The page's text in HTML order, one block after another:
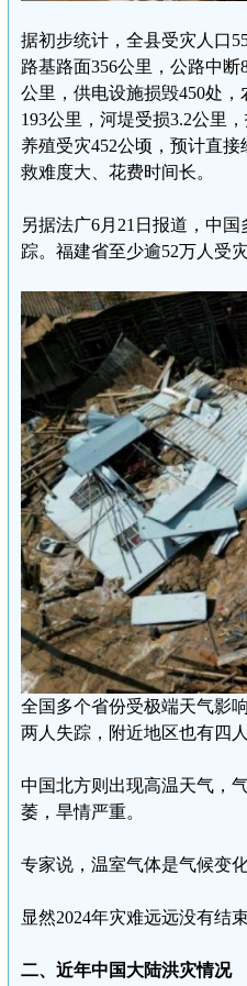
据初步统计，全县受灾人口
路基路面356公里，公路中
公里，供电设施损毁450处
193公里，河堤受损3.2公里
养殖受灾452公顷，预计直
救难度大、花费时间长。
另据法广6月21日报道，中
踪。福建省至少逾52万人受
全国多个省份受极端天气影
两人失踪，附近地区也有四
中国北方则出现高温天气，
萎，旱情严重。
专家说，温室气体是气候变
显然2024年灾难远远没有结
二、近年中国大陆洪灾情况